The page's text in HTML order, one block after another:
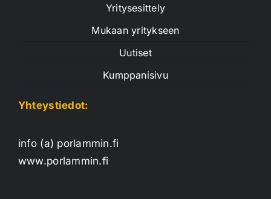
Yritysesittely
Mukaan yritykseen
Uutiset
Kumppanisivu
Yhteystiedot:
info (a) porlammin.fi
www.porlammin.fi